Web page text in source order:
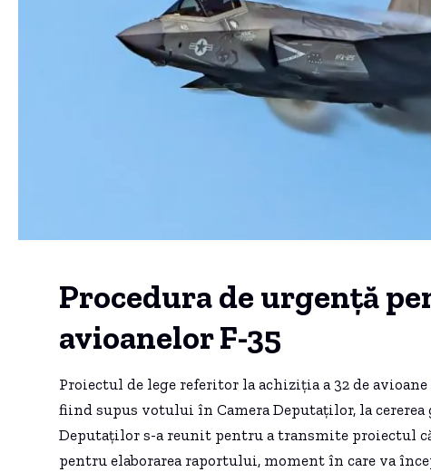
Procedura de urgență
avioanelor F-35
Proiectul de lege referitor la achiziția a 32 de
fiind supus votului în Camera Deputaților, la
Deputaților s-a reunit pentru a transmite proiectul
pentru elaborarea raportului, moment în care va